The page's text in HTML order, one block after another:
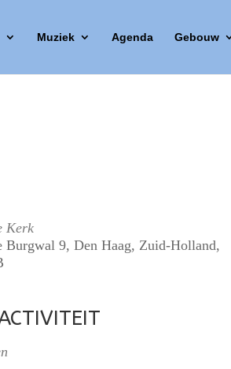
Muziek Agenda Gebouw
Kerk
Burgwal 9, Den Haag, Zuid-Holland,